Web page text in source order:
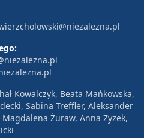
Kowalczyk, Beata Mańkowska,
Sabina Treffler, Aleksander
Magdalena Żuraw, Anna Zyzek,